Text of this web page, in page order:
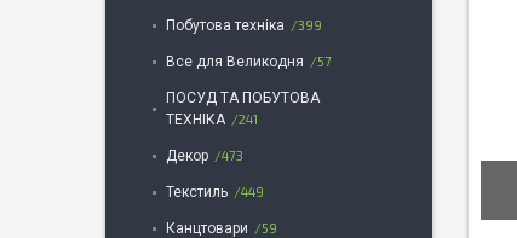
Побутова техніка 399
Все для Великодня 57
ПОСУД ТА ПОБУТОВА
ТЕХНІКА
241
Декор 473
Текстиль 449
Канцтовари 59